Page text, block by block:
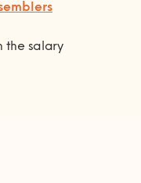
the salary